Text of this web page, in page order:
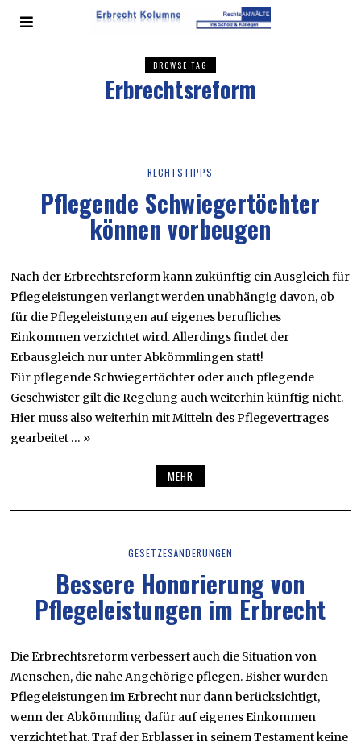
BROWSE TAG
Erbrechtsreform
RECHTSTIPPS
Pflegende Schwiegertöchter
können vorbeugen
Nach der Erbrechtsreform kann zukünftig ein Ausgleich für
Pflegeleistungen verlangt werden unabhängig davon, ob
für die Pflegeleistungen auf eigenes berufliches
Einkommen verzichtet wird. Allerdings findet der
Erbausgleich nur unter Abkömmlingen statt!
Für pflegende Schwiegertöchter oder auch pflegende
Geschwister gilt die Regelung auch weiterhin künftig nicht.
Hier muss also weiterhin mit Mitteln des Pflegevertrages
gearbeitet … »
MEHR
GESETZESÄNDERUNGEN
Bessere Honorierung von
Pflegeleistungen im Erbrecht
Die Erbrechtsreform verbessert auch die Situation von
Menschen, die nahe Angehörige pflegen. Bisher wurden
Pflegeleistungen im Erbrecht nur dann berücksichtigt,
wenn der Abkömmling dafür auf eigenes Einkommen
verzichtet hat. Traf der Erblasser in seinem Testament keine